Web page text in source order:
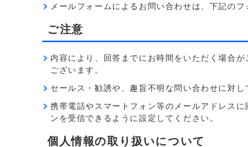
メールフォームによるお問い合わせは、下記の
ご注意
内容により、回答までにお時間をいただく場合
ございます。
セールス・勧誘や、趣旨不明な問い合わせに対し
携帯電話やスマートフォン等のメールアドレス
ンを受信できるように設定してください。
個人情報の取り扱いについて